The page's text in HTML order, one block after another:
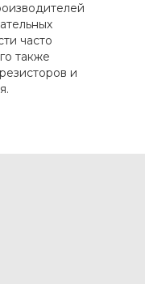
часто
также
и